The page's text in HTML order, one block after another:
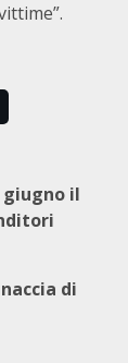
giugno il
di